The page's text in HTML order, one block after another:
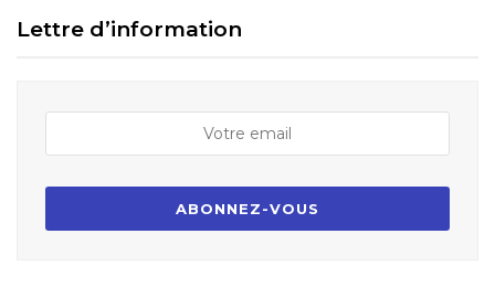
Lettre d’information